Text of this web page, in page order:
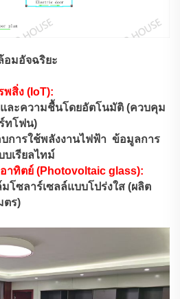
อมอัจฉริยะ
พสิ่ง (IoT):
ละความชื้นโดยอัตโนมัติ (ควบคุม
ทโฟน)
การใช้พลังงานไฟฟ้า ข้อมูลการ
เรียลไทม์
าทิตย์ (Photovoltaic glass):
โซลาร์เซลล์แบบโปร่งใส (ผลิต
ตร)